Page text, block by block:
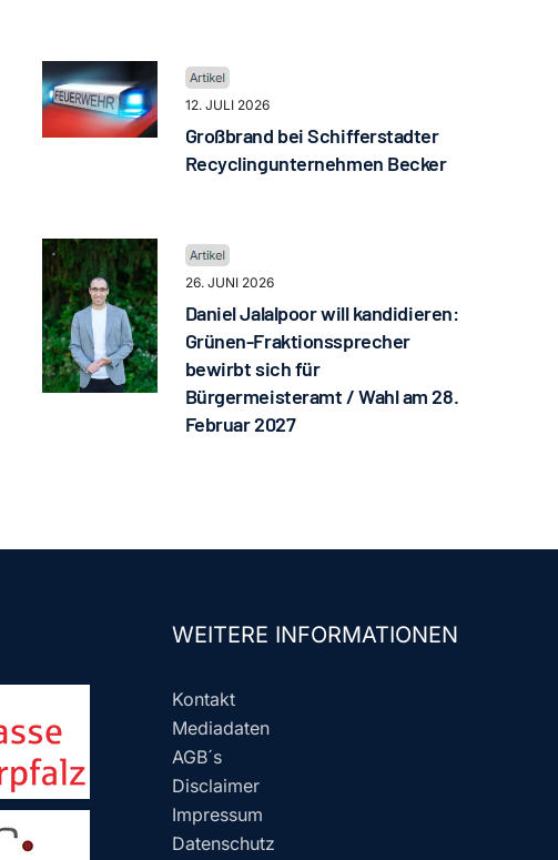
12. JULI 2026
Großbrand bei Schifferstadter
Recyclingunternehmen Becker
26. JUNI 2026
Daniel Jalalpoor will kandidieren:
Grünen-Fraktionssprecher
bewirbt sich für
Bürgermeisteramt / Wahl am 28.
Februar 2027
WEITERE INFORMATIONEN
Kontakt
Mediadaten
AGB´s
Disclaimer
Impressum
Datenschutz